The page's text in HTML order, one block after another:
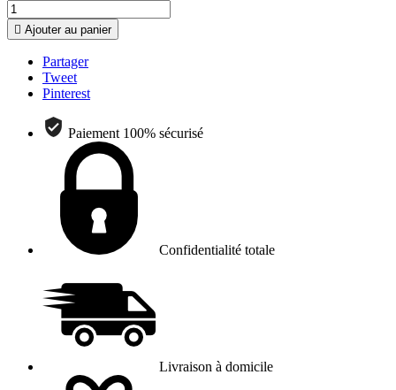
 Ajouter au panier
Partager
Tweet
Pinterest
Paiement 100% sécurisé
Confidentialité totale
Livraison à domicile